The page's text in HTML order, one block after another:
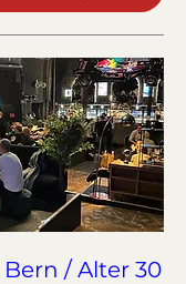
/ Alter 30